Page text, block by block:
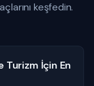
keşfedin.
Turizm İçin En